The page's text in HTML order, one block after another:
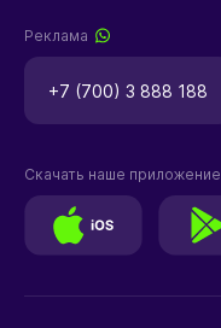
Реклама
+7 (700) 3 888 188
Скачать наше приложение